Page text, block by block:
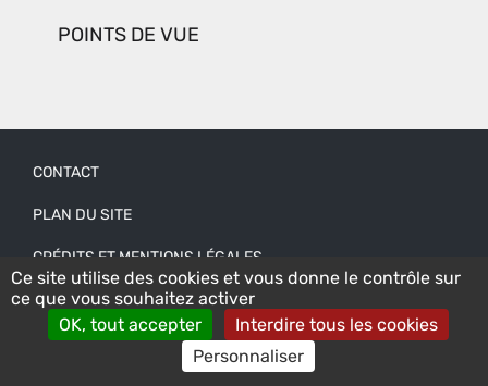
Ce site utilise des cookies et vous donne le contrôle sur
ce que vous souhaitez activer
OK, tout accepter
Interdire tous les cookies
Personnaliser
POINTS DE VUE
Pied
de
page
CONTACT
PLAN DU SITE
CRÉDITS ET MENTIONS LÉGALES
ACCESSIBILITÉ : NON CONFORME
CONNEXION